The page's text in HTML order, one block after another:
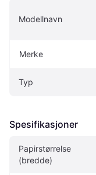
Modellnavn
Merke
Typ
Spesifikasjoner
Papirstørrelse
(bredde)